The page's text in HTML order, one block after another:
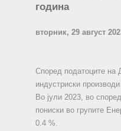
година
вторник, 29 август
Според податоците на
индустриски
Во јули 2023, во
пониски во групите
0.4 %.